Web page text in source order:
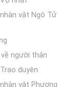
vật Ngô Tử
người thân
duyên
vật Phương